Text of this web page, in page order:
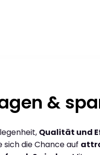
&
Qualität und
sich die Chance auf